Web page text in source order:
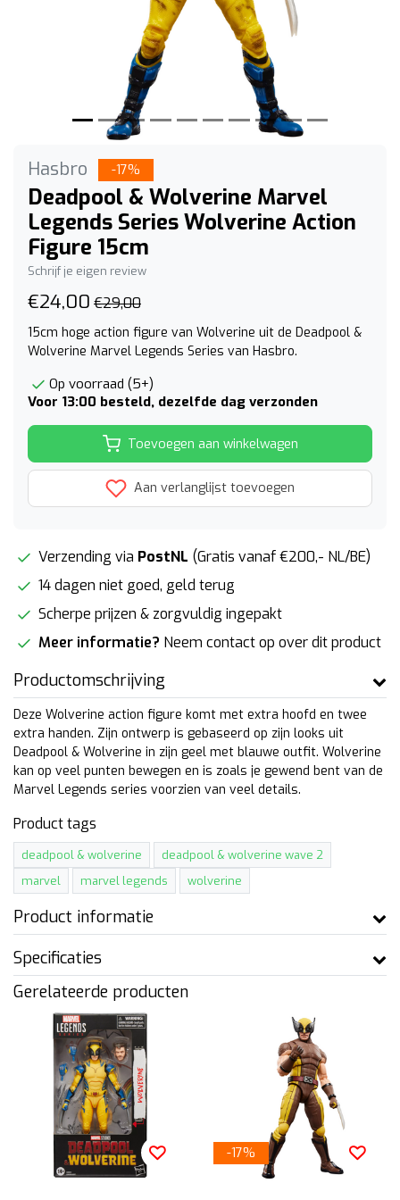
Hasbro -17%
Deadpool & Wolverine Marvel
Legends Series Wolverine Action
Figure 15cm
Schrijf je eigen review
€24,00 €29,00
15cm hoge action figure van Wolverine uit de Deadpool &
Wolverine Marvel Legends Series van Hasbro.
Op voorraad (5+)
Voor 13:00 besteld, dezelfde dag verzonden
Toevoegen aan winkelwagen
Aan verlanglijst toevoegen
Verzending via PostNL (Gratis vanaf €200,- NL/BE)
14 dagen niet goed, geld terug
Scherpe prijzen & zorgvuldig ingepakt
Meer informatie? Neem contact op over dit product
Productomschrijving
Deze Wolverine action figure komt met extra hoofd en twee
extra handen. Zijn ontwerp is gebaseerd op zijn looks uit
Deadpool & Wolverine in zijn geel met blauwe outfit. Wolverine
kan op veel punten bewegen en is zoals je gewend bent van de
Marvel Legends series voorzien van veel details.
Product tags
deadpool & wolverine
deadpool & wolverine wave 2
marvel
marvel legends wolverine
Product informatie
Specificaties
Gerelateerde producten
-17%